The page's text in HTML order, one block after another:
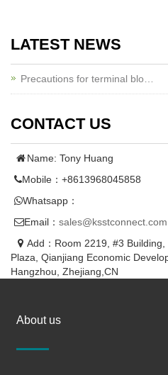
LATEST NEWS
Precautions for terminal blo…
CONTACT US
Name: Tony Huang
Mobile：+8613968045858
Whatsapp：
Email： sales@ksstconnect.com
Add：Room 2219, #3
Plaza, Qianjiang Economic
Hangzhou, Zhejiang,CN
About us